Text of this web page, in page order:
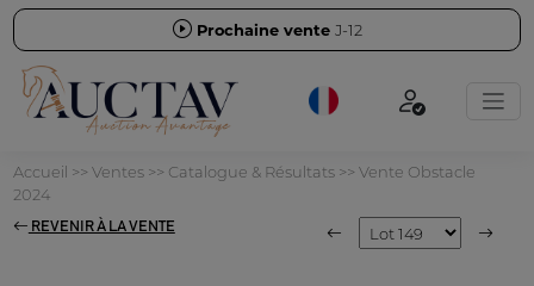
Prochaine vente J-12
Accueil >> Ventes>> Catalogue & Résultats>> Vente Obstacle
2024
REVENIR À LA VENTE